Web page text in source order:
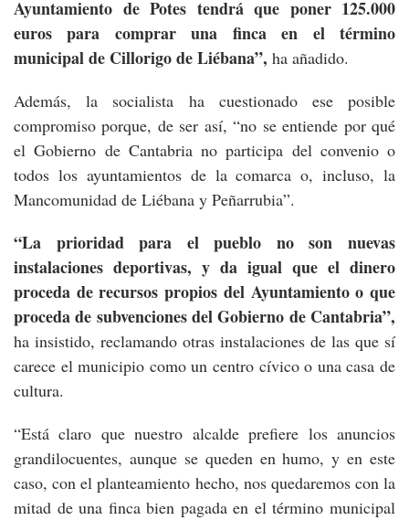
Ayuntamiento de Potes tendrá que poner 125.000
euros para comprar una finca en el término
municipal de Cillorigo de Liébana”, ha añadido.
Además, la socialista ha cuestionado ese posible
compromiso porque, de ser así, “no se entiende por qué
el Gobierno de Cantabria no participa del convenio o
todos los ayuntamientos de la comarca o, incluso, la
Mancomunidad de Liébana y Peñarrubia”.
“La prioridad para el pueblo no son nuevas
instalaciones deportivas, y da igual que el dinero
proceda de recursos propios del Ayuntamiento o que
proceda de subvenciones del Gobierno de Cantabria”,
ha insistido, reclamando otras instalaciones de las que sí
carece el municipio como un centro cívico o una casa de
cultura.
“Está claro que nuestro alcalde prefiere los anuncios
grandilocuentes, aunque se queden en humo, y en este
caso, con el planteamiento hecho, nos quedaremos con la
mitad de una finca bien pagada en el término municipal